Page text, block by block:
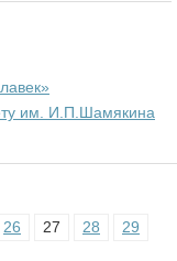
им. И.П.Шамякина
26 27 28
29